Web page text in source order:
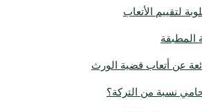
لتقييم الأتعاب
المطبقة
عن أتعاب قضية الورث
نسبة من التركة؟